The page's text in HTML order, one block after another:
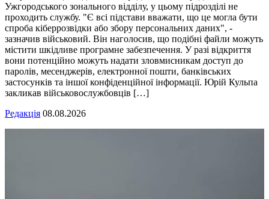
Ужгородського зонального відділу, у цьому підрозділі не
проходить службу. "Є всі підстави вважати, що це могла бути
спроба кіберрозвідки або збору персональних даних", -
зазначив військовий. Він наголосив, що подібні файли можуть
містити шкідливе програмне забезпечення. У разі відкриття
вони потенційно можуть надати зловмисникам доступ до
паролів, месенджерів, електронної пошти, банківських
застосунків та іншої конфіденційної інформації. Юрій Кульпа
закликав військовослужбовців […]
Редакція 08.08.2026